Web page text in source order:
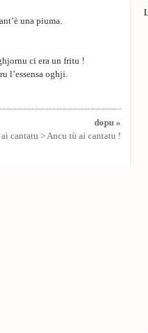
una piuma.
ci era un fritu !
l’essensa oghji.
dopu »
cantatu > Ancu tù ai cantatu !